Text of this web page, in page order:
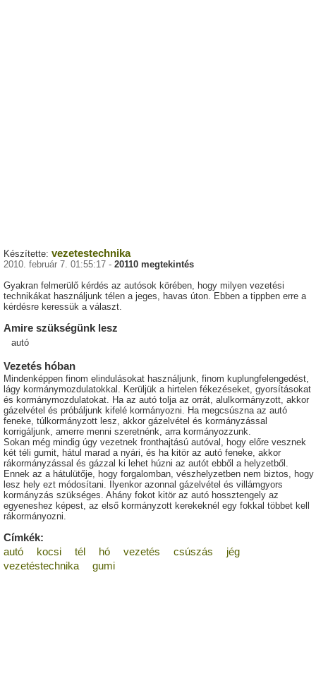
Készítette: vezetestechnika
2010. február 7. 01:55:17 - 20110 megtekintés
Gyakran felmerülő kérdés az autósok körében, hogy milyen vezetési
technikákat használjunk télen a jeges, havas úton. Ebben a tippben erre a
kérdésre keressük a választ.
Amire szükségünk lesz
autó
Vezetés hóban
Mindenképpen finom elindulásokat használjunk, finom kuplungfelengedést,
lágy kormánymozdulatokkal. Kerüljük a hirtelen fékezéseket, gyorsításokat
és kormánymozdulatokat. Ha az autó tolja az orrát, alulkormányzott, akkor
gázelvétel és próbáljunk kifelé kormányozni. Ha megcsúszna az autó
feneke, túlkormányzott lesz, akkor gázelvétel és kormányzással
korrigáljunk, amerre menni szeretnénk, arra kormányozzunk.
Sokan még mindig úgy vezetnek fronthajtású autóval, hogy előre vesznek
két téli gumit, hátul marad a nyári, és ha kitör az autó feneke, akkor
rákormányzással és gázzal ki lehet húzni az autót ebből a helyzetből.
Ennek az a hátulütője, hogy forgalomban, vészhelyzetben nem biztos, hogy
lesz hely ezt módosítani. Ilyenkor azonnal gázelvétel és villámgyors
kormányzás szükséges. Ahány fokot kitör az autó hossztengely az
egyeneshez képest, az első kormányzott kerekeknél egy fokkal többet kell
rákormányozni.
Címkék:
autó
kocsi tél hó vezetés csúszás
jég
vezetéstechnika
gumi